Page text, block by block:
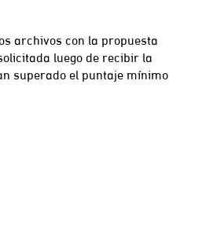
archivos con la propuesta
luego de recibir la
superado el puntaje mínimo